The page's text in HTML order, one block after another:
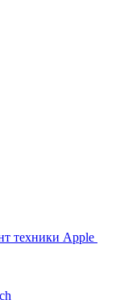
техники Apple